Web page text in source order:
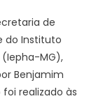
de
do Instituto
(Iepha-MG),
Benjamim
realizado às